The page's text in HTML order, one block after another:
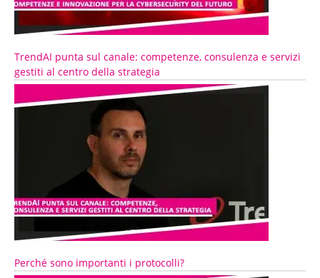
TrendAI punta sul canale: competenze, consulenza e servizi
gestiti al centro della strategia
Perché sono importanti i protocolli?